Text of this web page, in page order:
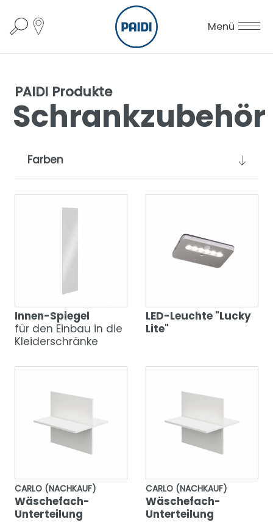
Menü
PAIDI Produkte
Schrankzubehör
Farben
Innen-Spiegel
für den Einbau in die
Kleiderschränke
LED-Leuchte "Lucky
Lite"
CARLO (NACHKAUF)
Wäschefach-
Unterteilung
CARLO (NACHKAUF)
Wäschefach-
Unterteilung